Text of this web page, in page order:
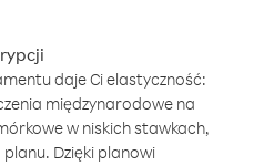
daje Ci elastyczność:
międzynarodowe na
w niskich stawkach,
Dzięki planowi